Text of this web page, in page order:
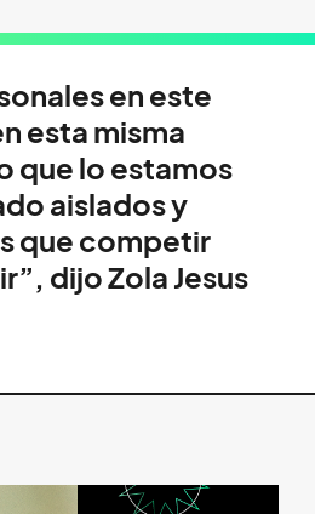
en este
esta misma
que lo estamos
aislados y
que competir
dijo Zola Jesus